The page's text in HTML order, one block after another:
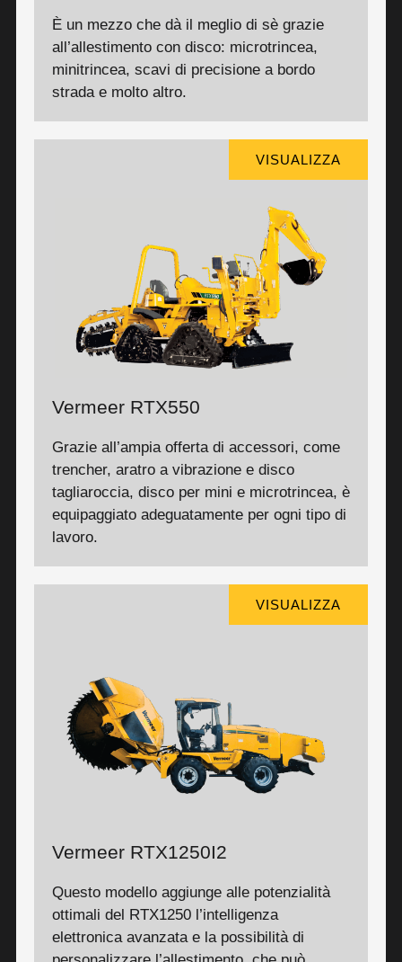
È un mezzo che dà il meglio di sè grazie
all’allestimento con disco: microtrincea,
minitrincea, scavi di precisione a bordo
strada e molto altro.
VISUALIZZA
Vermeer RTX550
Grazie all’ampia offerta di accessori, come
trencher, aratro a vibrazione e disco
tagliaroccia, disco per mini e microtrincea, è
equipaggiato adeguatamente per ogni tipo di
lavoro.
VISUALIZZA
Vermeer RTX1250I2
Questo modello aggiunge alle potenzialità
ottimali del RTX1250 l’intelligenza
elettronica avanzata e la possibilità di